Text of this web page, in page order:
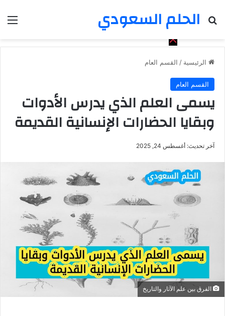
الحلم السعودي
بحث عن
الرئيسية / القسم العام
القسم العام
يسمى العلم الذي يدرس الأدوات
وبقايا الحضارات الإنسانية القديمة
آخر تحديث: أغسطس 24, 2025
الفرق بين علم الآثار والتاريخ